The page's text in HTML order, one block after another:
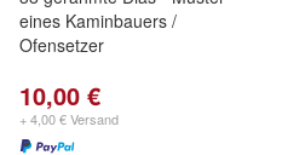
eines Kaminbauers /
Ofensetzer
10,00 €
+ 4,00 € Versand